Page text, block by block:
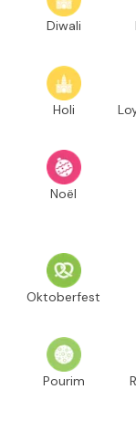
Diwali
Holi
Noël
Oktoberfest
Pourim